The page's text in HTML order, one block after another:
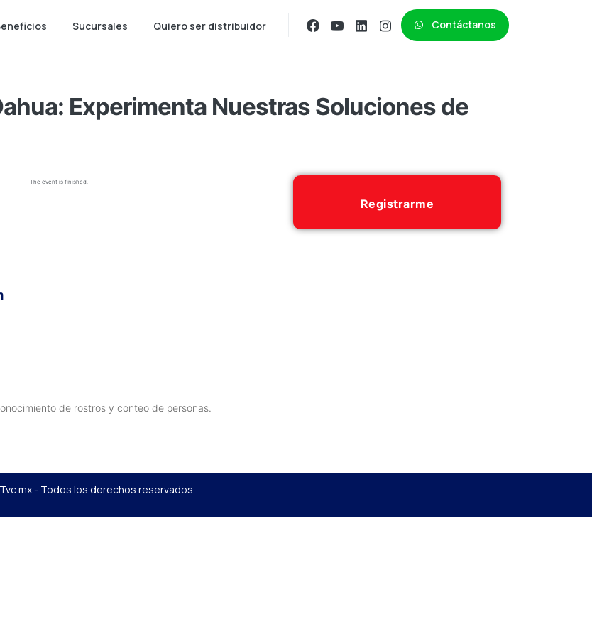
Sucursales Quiero ser distribuidor Contáctanos
Experimenta Nuestras Soluciones de
The event is finished.
Registrarme
de rostros y conteo de personas.
- Todos los derechos reservados.